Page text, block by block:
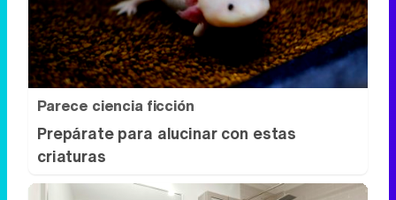
Prepárate para alucinar con estas
criaturas